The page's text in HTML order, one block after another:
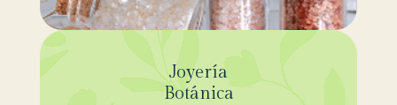
Joyería
Botánica